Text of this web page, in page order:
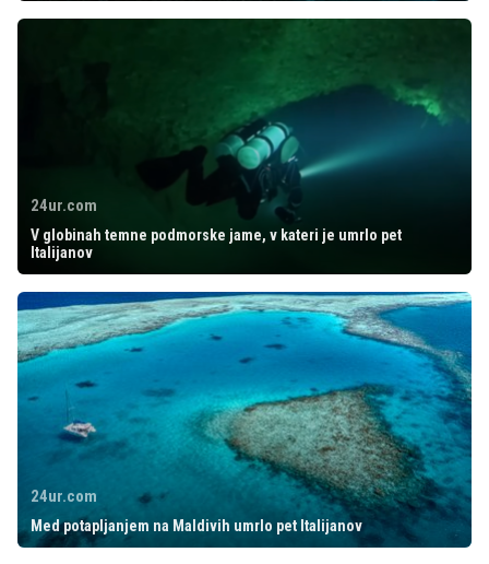
24ur.com
V globinah temne podmorske jame, v kateri je umrlo pet
Italijanov
24ur.com
Med potapljanjem na Maldivih umrlo pet Italijanov